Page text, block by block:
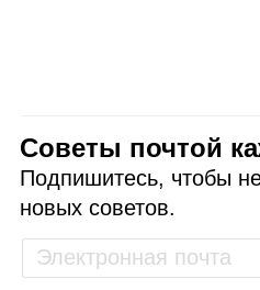
Советы почтой
Подпишитесь, чтобы
новых советов.